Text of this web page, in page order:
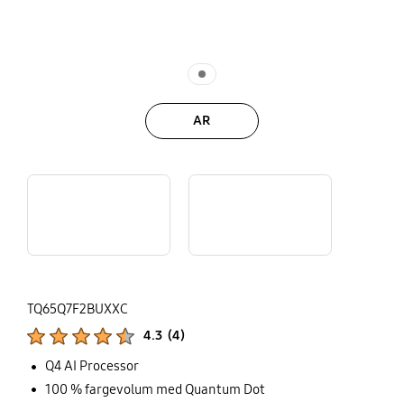
AR
TQ65Q7F2BUXXC
4.3 (4)
Q4 AI Processor
100 % fargevolum med Quantum Dot